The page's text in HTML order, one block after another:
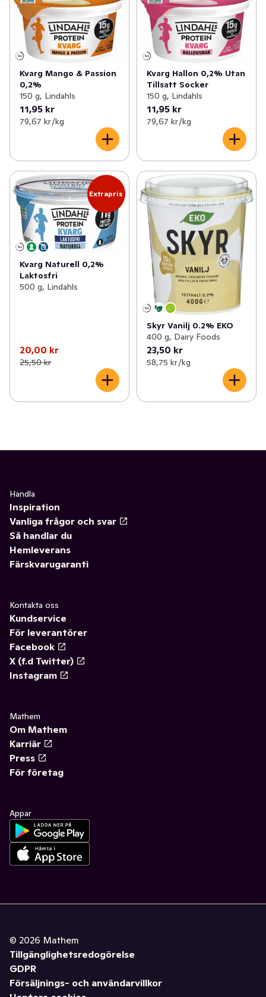
Kvarg Mango & Passion
0,2%
150 g, Lindahls
11,95 kr
79,67 kr /kg
Kvarg Hallon 0,2% Utan
Tillsatt Socker
150 g, Lindahls
11,95 kr
79,67 kr /kg
Extrapris
Kvarg Naturell 0,2%
Laktosfri
500 g, Lindahls
20,00 kr
25,50 kr
Skyr Vanilj 0.2% EKO
400 g, Dairy Foods
23,50 kr
58,75 kr /kg
Handla
Inspiration
Vanliga frågor och svar
Så handlar du
Hemleverans
Färskvarugaranti
Kontakta oss
Kundservice
För leverantörer
Facebook
X (f.d Twitter)
Instagram
Mathem
Om Mathem
Karriär
Press
För företag
Appar
© 2026 Mathem
Tillgänglighetsredogörelse
GDPR
Försäljnings- och användarvillkor